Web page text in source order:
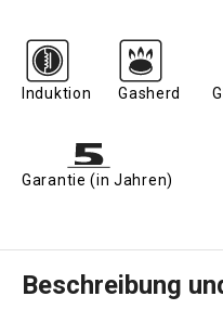
Induktion Gasherd
Garantie (in Jahren)
Beschreibung